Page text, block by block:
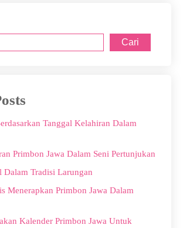
Cari
Tanggal Kelahiran Dalam
Primbon Jawa Dalam Seni Pertunjukan
Tradisi Larungan
Menerapkan Primbon Jawa Dalam
Kalender Primbon Jawa Untuk